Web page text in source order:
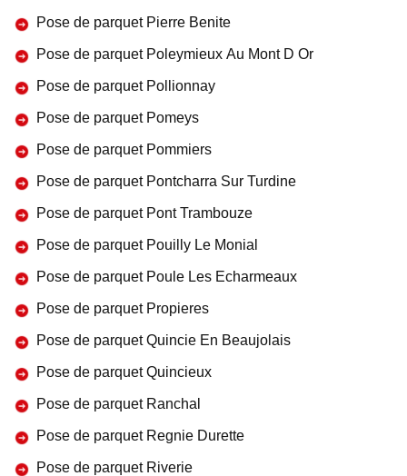
Pose de parquet Pierre Benite
Pose de parquet Poleymieux Au Mont D Or
Pose de parquet Pollionnay
Pose de parquet Pomeys
Pose de parquet Pommiers
Pose de parquet Pontcharra Sur Turdine
Pose de parquet Pont Trambouze
Pose de parquet Pouilly Le Monial
Pose de parquet Poule Les Echarmeaux
Pose de parquet Propieres
Pose de parquet Quincie En Beaujolais
Pose de parquet Quincieux
Pose de parquet Ranchal
Pose de parquet Regnie Durette
Pose de parquet Riverie